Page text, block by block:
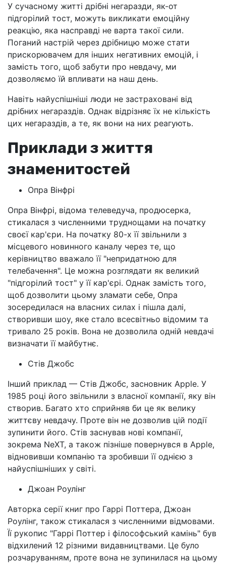
У сучасному житті дрібні негаразди, як-от
підгорілий тост, можуть викликати емоційну
реакцію, яка насправді не варта такої сили.
Поганий настрій через дрібницю може стати
прискорювачем для інших негативних емоцій, і
замість того, щоб забути про невдачу, ми
дозволяємо їй впливати на наш день.
Навіть найуспішніші люди не застраховані від
дрібних негараздів. Однак відрізняє їх не кількість
цих негараздів, а те, як вони на них реагують.
Приклади з життя
знаменитостей
Опра Вінфрі
Опра Вінфрі, відома телеведуча, продюсерка,
стикалася з численними труднощами на початку
своєї кар'єри. На початку 80-х її звільнили з
місцевого новинного каналу через те, що
керівництво вважало її "непридатною для
телебачення". Це можна розглядати як великий
"підгорілий тост" у її кар'єрі. Однак замість того,
щоб дозволити цьому зламати себе, Опра
зосередилася на власних силах і пішла далі,
створивши шоу, яке стало всесвітньо відомим та
тривало 25 років. Вона не дозволила одній невдачі
визначати її майбутнє.
Стів Джобс
Інший приклад — Стів Джобс, засновник Apple. У
1985 році його звільнили з власної компанії, яку він
створив. Багато хто сприйняв би це як велику
життєву невдачу. Проте він не дозволив цій події
зупинити його. Стів заснував нові компанії,
зокрема NeXT, а також пізніше повернувся в Apple,
відновивши компанію та зробивши її однією з
найуспішніших у світі.
Джоан Роулінг
Авторка серії книг про Гаррі Поттера, Джоан
Роулінг, також стикалася з численними відмовами.
Її рукопис "Гаррі Поттер і філософський камінь" був
відхилений 12 різними видавництвами. Це було
розчаруванням, проте вона не зупинилася на цьому